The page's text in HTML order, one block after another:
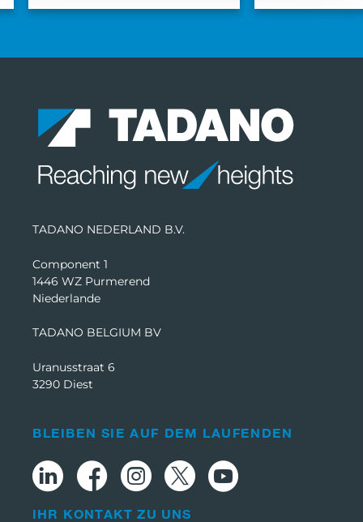
TADANO NEDERLAND B.V.
Component 1
1446 WZ Purmerend
Niederlande
TADANO BELGIUM BV
Uranusstraat 6
3290 Diest
BLEIBEN SIE AUF DEM LAUFENDEN
IHR KONTAKT ZU UNS